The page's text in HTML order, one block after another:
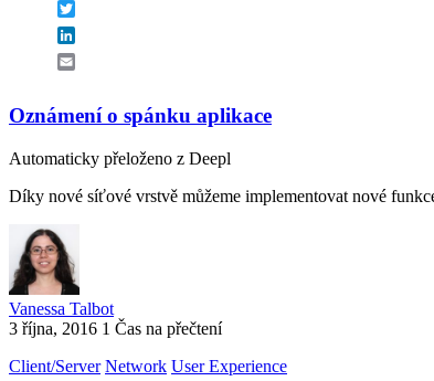
Oznámení o spánku aplikace
Automaticky přeloženo z Deepl
Díky nové síťové vrstvě můžeme implementovat nové
Vanessa Talbot
3 října, 2016 1 Čas na přečtení
Client/Server Network User Experience